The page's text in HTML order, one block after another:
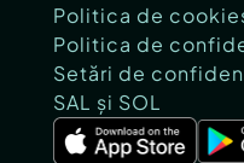
Politica de
Politica de
Setări de
SAL și SOL